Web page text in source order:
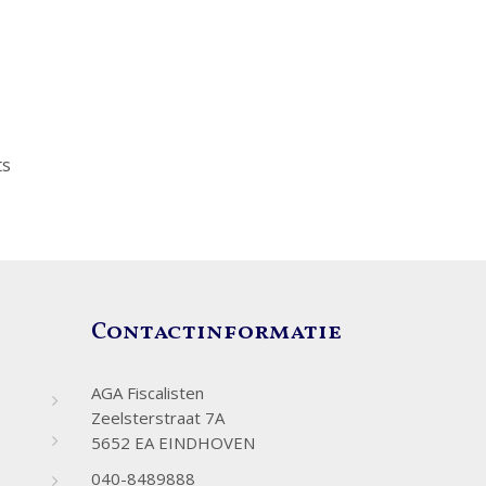
Contactinformatie
AGA Fiscalisten
Zeelsterstraat 7A
5652 EA EINDHOVEN
040-8489888